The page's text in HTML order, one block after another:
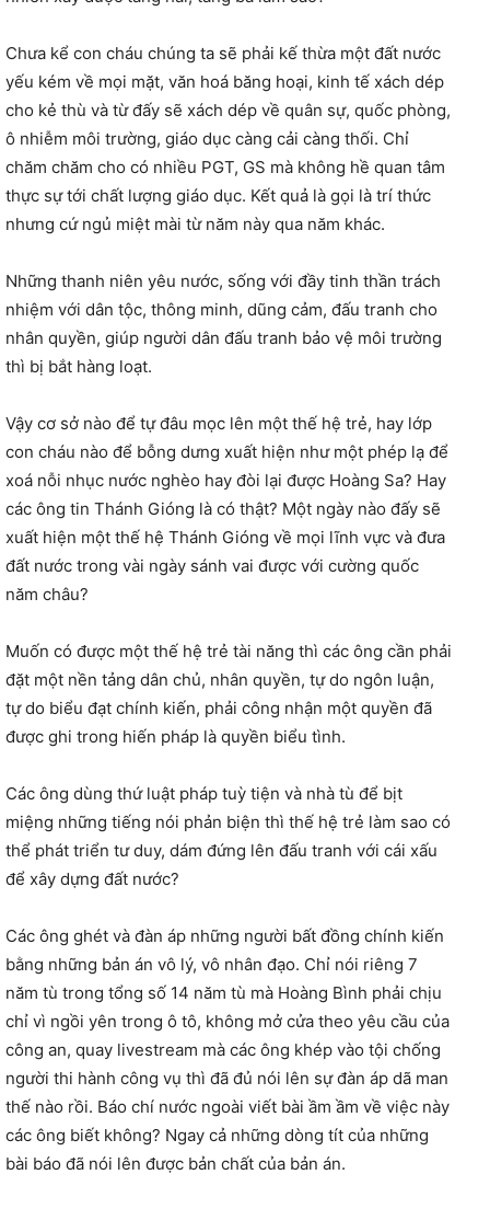
Chưa kể con cháu chúng ta sẽ phải kế thừa một đất nước
yếu kém về mọi mặt, văn hoá băng hoại, kinh tế xách dép
cho kẻ thù và từ đấy sẽ xách dép về quân sự, quốc phòng,
ô nhiễm môi trường, giáo dục càng cải càng thối. Chỉ
chăm chăm cho có nhiều PGT, GS mà không hề quan tâm
thực sự tới chất lượng giáo dục. Kết quả là gọi là trí thức
nhưng cứ ngủ miệt mài từ năm này qua năm khác.
Những thanh niên yêu nước, sống với đầy tinh thần trách
nhiệm với dân tộc, thông minh, dũng cảm, đấu tranh cho
nhân quyền, giúp người dân đấu tranh bảo vệ môi trường
thì bị bắt hàng loạt.
Vậy cơ sở nào để tự đâu mọc lên một thế hệ trẻ, hay lớp
con cháu nào để bỗng dưng xuất hiện như một phép lạ để
xoá nỗi nhục nước nghèo hay đòi lại được Hoàng Sa? Hay
các ông tin Thánh Gióng là có thật? Một ngày nào đấy sẽ
xuất hiện một thế hệ Thánh Gióng về mọi lĩnh vực và đưa
đất nước trong vài ngày sánh vai được với cường quốc
năm châu?
Muốn có được một thế hệ trẻ tài năng thì các ông cần phải
đặt một nền tảng dân chủ, nhân quyền, tự do ngôn luận,
tự do biểu đạt chính kiến, phải công nhận một quyền đã
được ghi trong hiến pháp là quyền biểu tình.
Các ông dùng thứ luật pháp tuỳ tiện và nhà tù để bịt
miệng những tiếng nói phản biện thì thế hệ trẻ làm sao có
thể phát triển tư duy, dám đứng lên đấu tranh với cái xấu
để xây dựng đất nước?
Các ông ghét và đàn áp những người bất đồng chính kiến
bằng những bản án vô lý, vô nhân đạo. Chỉ nói riêng 7
năm tù trong tổng số 14 năm tù mà Hoàng Bình phải chịu
chỉ vì ngồi yên trong ô tô, không mở cửa theo yêu cầu của
công an, quay livestream mà các ông khép vào tội chống
người thi hành công vụ thì đã đủ nói lên sự đàn áp dã man
thế nào rồi. Báo chí nước ngoài viết bài ầm ầm về việc này
các ông biết không? Ngay cả những dòng tít của những
bài báo đã nói lên được bản chất của bản án.